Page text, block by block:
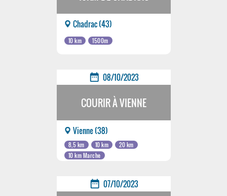
Chadrac (43)
10 km 1500m
date_range 08/10/2023
COURIR À VIENNE
Vienne (38)
8,5 km 10 km
20 km
10 km Marche
date_range 07/10/2023